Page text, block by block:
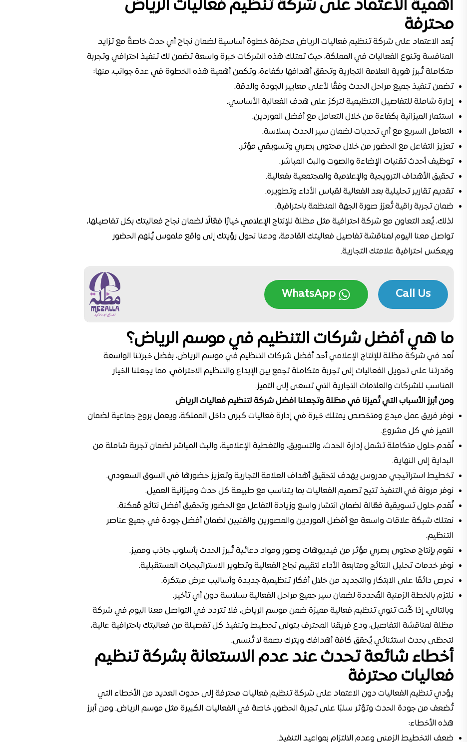
أهمية الاعتماد على شركة تنظيم فعاليات الرياض
محترفة
يُعد الاعتماد على شركة تنظيم فعاليات الرياض محترفة خطوة أساسية لضمان نجاح أي حدث خاصةً مع تزايد
المنافسة وتنوع الفعاليات في المملكة، حيث تمتلك هذه الشركات خبرة واسعة تضمن لك تنفيذ احترافي وتجربة
متكاملة تُبرز هوية العلامة التجارية وتحقق أهدافها بكفاءة، وتكمن أهمية هذه الخطوة في عدة جوانب، منها:
تضمن تنفيذ جميع مراحل الحدث وفقًا لأعلى معايير الجودة والدقة.
إدارة شاملة للتفاصيل التنظيمية لتركز على هدف الفعالية الأساسي.
استثمار الميزانية بكفاءة من خلال التعامل مع أفضل الموردين.
التعامل السريع مع أي تحديات لضمان سير الحدث بسلاسة.
تعزيز التفاعل مع الحضور من خلال محتوى بصري وتسويقي مؤثر.
توظيف أحدث تقنيات الإضاءة والصوت والبث المباشر.
تحقيق الأهداف الترويجية والإعلامية والمجتمعية بفعالية.
تقديم تقارير تحليلية بعد الفعالية لقياس الأداء وتطويره.
ضمان تجربة راقية تُعزز صورة الجهة المنظمة باحترافية.
لذلك، يُعد التعاون مع شركة احترافية مثل مظلة للإنتاج الإعلامي خيارًا فعّالًا لضمان نجاح فعاليتك بكل تفاصيلها،
تواصل معنا اليوم لمناقشة تفاصيل فعاليتك القادمة، ودعنا نحول رؤيتك إلى واقع ملموس يُلهم الحضور
ويعكس احترافية علامتك التجارية.
Call Us
WhatsApp
ما هي أفضل شركات التنظيم في موسم الرياض؟
نُعد في شركة مظلة للإنتاج الإعلامي أحد أفضل شركات التنظيم في موسم الرياض، بفضل خبرتنا الواسعة
وقدرتنا على تحويل الفعاليات إلى تجربة متكاملة تجمع بين الإبداع والتنظيم الاحترافي، مما يجعلنا الخيار
المناسب للشركات والعلامات التجارية التي تسعى إلى التميز.
ومن أبرز الأسباب التي تُميزنا في مظلة وتجعلنا افضل شركة لتنظيم فعاليات الرياض
نوفر فريق عمل مبدع ومتخصص يمتلك خبرة في إدارة فعاليات كبرى داخل المملكة، ويعمل بروح جماعية لضمان
التميز في كل مشروع.
نُقدم حلول متكاملة تشمل إدارة الحدث، والتسويق، والتغطية الإعلامية، والبث المباشر لضمان تجربة شاملة من
البداية إلى النهاية.
تخطيط استراتيجي مدروس يهدف لتحقيق أهداف العلامة التجارية وتعزيز حضورها في السوق السعودي.
نوفر مرونة في التنفيذ تتيح تصميم الفعاليات بما يتناسب مع طبيعة كل حدث وميزانية العميل.
نُقدم حلول تسويقية فعّالة لضمان انتشار واسع وزيادة التفاعل مع الحضور وتحقيق أفضل نتائج مُمكنة.
نمتلك شبكة علاقات واسعة مع أفضل الموردين والمصورين والفنيين لضمان أفضل جودة في جميع عناصر
التنظيم.
نقوم بإنتاج محتوى بصري مؤثر من فيديوهات وصور ومواد دعائية تُبرز الحدث بأسلوب جاذب ومميز.
نوفر خدمات تحليل النتائج ومتابعة الأداء لتقييم نجاح الفعالية وتطوير الاستراتيجيات المستقبلية.
نحرص دائمًا على الابتكار والتجديد من خلال أفكار تنظيمية جديدة وأساليب عرض مبتكرة.
نلتزم بالخطة الزمنية المُحددة لضمان سير جميع مراحل الفعالية بسلاسة دون أي تأخير.
وبالتالي، إذا كُنت تنوي تنظيم فعالية مميزة ضمن موسم الرياض، فلا تتردد في التواصل معنا اليوم في شركة
مظلة لمناقشة التفاصيل، ودع فريقنا المحترف يتولى تخطيط وتنفيذ كل تفصيلة من فعاليتك باحترافية عالية،
لتحظى بحدث استثنائي يُحقق كافة أهدافك ويترك بصمة لا تُنسى.
أخطاء شائعة تحدث عند عدم الاستعانة بشركة تنظيم
فعاليات محترفة
يؤدي تنظيم الفعاليات دون الاعتماد على شركة تنظيم فعاليات محترفة إلى حدوث العديد من الأخطاء التي
تُضعف من جودة الحدث وتؤثر سلبًا على تجربة الحضور، خاصة في الفعاليات الكبيرة مثل موسم الرياض. ومن أبرز
هذه الأخطاء:
ضعف التخطيط الزمني وعدم الالتزام بمواعيد التنفيذ.